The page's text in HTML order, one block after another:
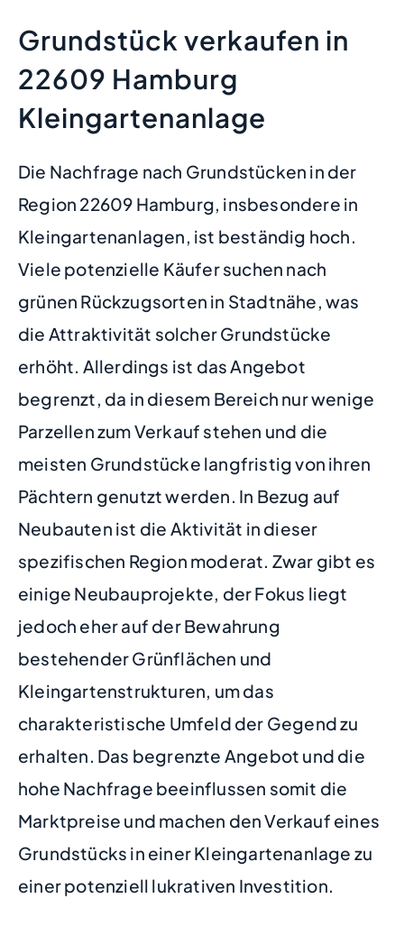
Grundstück verkaufen in
22609 Hamburg
Kleingartenanlage
Die Nachfrage nach Grundstücken in der
Region 22609 Hamburg, insbesondere in
Kleingartenanlagen, ist beständig hoch.
Viele potenzielle Käufer suchen nach
grünen Rückzugsorten in Stadtnähe, was
die Attraktivität solcher Grundstücke
erhöht. Allerdings ist das Angebot
begrenzt, da in diesem Bereich nur wenige
Parzellen zum Verkauf stehen und die
meisten Grundstücke langfristig von ihren
Pächtern genutzt werden. In Bezug auf
Neubauten ist die Aktivität in dieser
spezifischen Region moderat. Zwar gibt es
einige Neubauprojekte, der Fokus liegt
jedoch eher auf der Bewahrung
bestehender Grünflächen und
Kleingartenstrukturen, um das
charakteristische Umfeld der Gegend zu
erhalten. Das begrenzte Angebot und die
hohe Nachfrage beeinflussen somit die
Marktpreise und machen den Verkauf eines
Grundstücks in einer Kleingartenanlage zu
einer potenziell lukrativen Investition.